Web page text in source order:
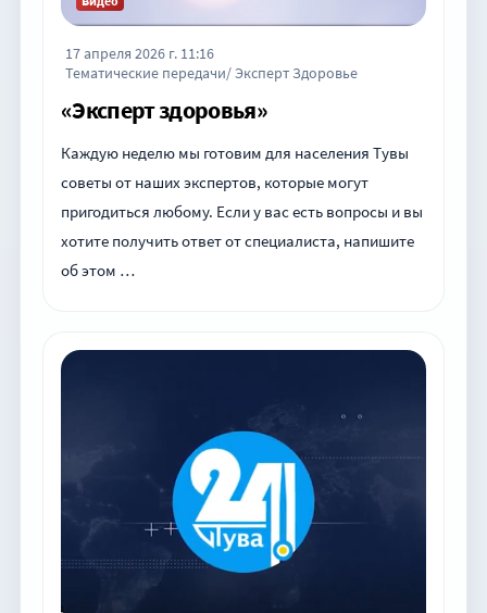
17 апреля 2026 г. 11:16
Тематические передачи/ Эксперт Здоровье
«Эксперт здоровья»
Каждую неделю мы готовим для населения Тувы
советы от наших экспертов, которые могут
пригодиться любому. Если у вас есть вопросы и вы
хотите получить ответ от специалиста, напишите
об этом …